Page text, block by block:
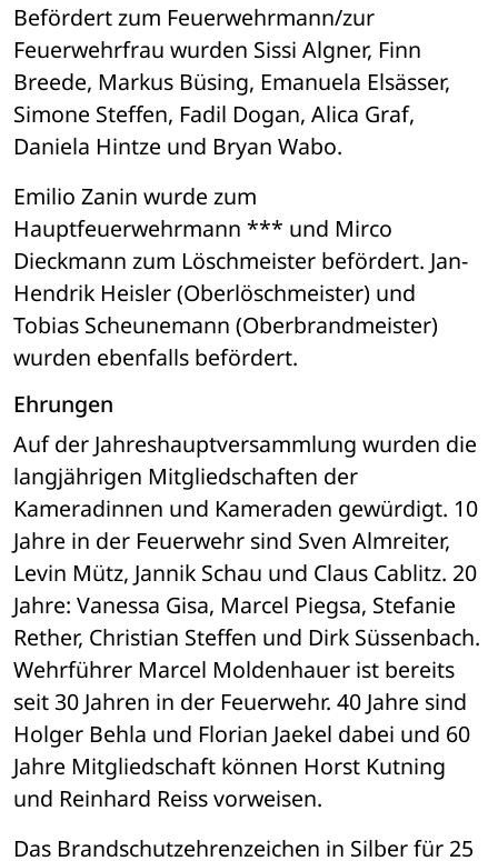
Befördert zum Feuerwehrmann/zur
Feuerwehrfrau wurden Sissi Algner, Finn
Breede, Markus Büsing, Emanuela Elsässer,
Simone Steffen, Fadil Dogan, Alica Graf,
Daniela Hintze und Bryan Wabo.
Emilio Zanin wurde zum
Hauptfeuerwehrmann *** und Mirco
Dieckmann zum Löschmeister befördert. Jan-
Hendrik Heisler (Oberlöschmeister) und
Tobias Scheunemann (Oberbrandmeister)
wurden ebenfalls befördert.
Ehrungen
Auf der Jahreshauptversammlung wurden die
langjährigen Mitgliedschaften der
Kameradinnen und Kameraden gewürdigt. 10
Jahre in der Feuerwehr sind Sven Almreiter,
Levin Mütz, Jannik Schau und Claus Cablitz. 20
Jahre: Vanessa Gisa, Marcel Piegsa, Stefanie
Rether, Christian Steffen und Dirk Süssenbach.
Wehrführer Marcel Moldenhauer ist bereits
seit 30 Jahren in der Feuerwehr. 40 Jahre sind
Holger Behla und Florian Jaekel dabei und 60
Jahre Mitgliedschaft können Horst Kutning
und Reinhard Reiss vorweisen.
Das Brandschutzehrenzeichen in Silber für 25